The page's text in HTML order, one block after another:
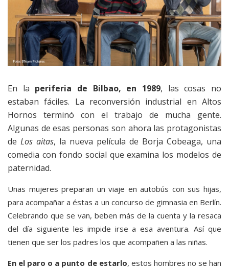
En la periferia de Bilbao, en 1989, las cosas no
estaban fáciles. La reconversión industrial en Altos
Hornos terminó con el trabajo de mucha gente.
Algunas de esas personas son ahora las protagonistas
de Los aitas, la nueva película de Borja Cobeaga, una
comedia con fondo social que examina los modelos de
paternidad.
Unas mujeres preparan un viaje en autobús con sus hijas,
para acompañar a éstas a un concurso de gimnasia en Berlín.
Celebrando que se van, beben más de la cuenta y la resaca
del día siguiente les impide irse a esa aventura. Así que
tienen que ser los padres los que acompañen a las niñas.
En el paro o a punto de estarlo, estos hombres no se han